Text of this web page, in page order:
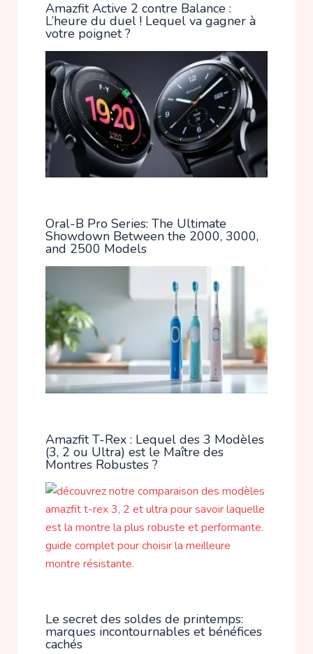
Amazfit Active 2 contre Balance :
L’heure du duel ! Lequel va gagner à
votre poignet ?
Oral-B Pro Series: The Ultimate
Showdown Between the 2000, 3000,
and 2500 Models
Amazfit T-Rex : Lequel des 3 Modèles
(3, 2 ou Ultra) est le Maître des
Montres Robustes ?
Le secret des soldes de printemps:
marques incontournables et bénéfices
cachés